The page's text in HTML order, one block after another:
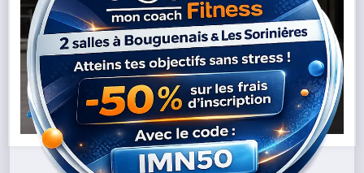
Nantes,Festival De Cannes 2026,Festival De Cannes
Pathé Nantes,Films Cannes Nantes,Pathé Nantes,Place
Du Commerce Nantes,Sélection Officielle Cannes
Lire la suite